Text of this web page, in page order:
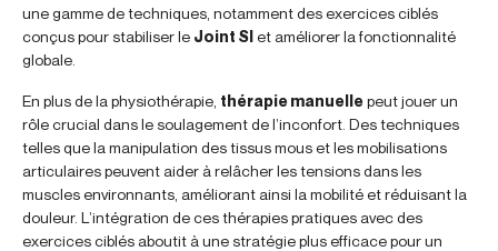
une gamme de techniques, notamment des exercices ciblés
conçus pour stabiliser le Joint SIet améliorer la fonctionnalité
globale.
En plus de la physiothérapie, thérapie manuellepeut jouer un
rôle crucial dans le soulagement de l’inconfort. Des techniques
telles que la manipulation des tissus mous et les mobilisations
articulaires peuvent aider à relâcher les tensions dans les
muscles environnants, améliorant ainsi la mobilité et réduisant la
douleur. L’intégration de ces thérapies pratiques avec des
exercices ciblés aboutit à une stratégie plus efficace pour un